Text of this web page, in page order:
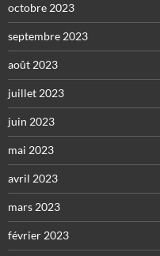
octobre 2023
septembre 2023
août 2023
juillet 2023
juin 2023
mai 2023
avril 2023
mars 2023
février 2023